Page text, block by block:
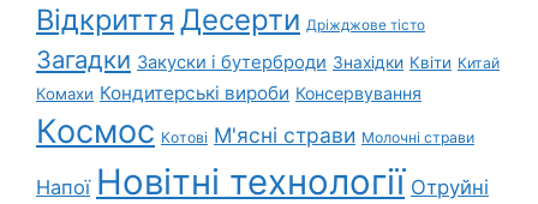
Відкриття Десерти Дріжджове тісто
Загадки Закуски і бутерброди Знахідки Квіти Китай
Комахи Кондитерські вироби Консервування
Космос Котові М'ясні страви Молочні страви
Напої Новітні технології Отруйні